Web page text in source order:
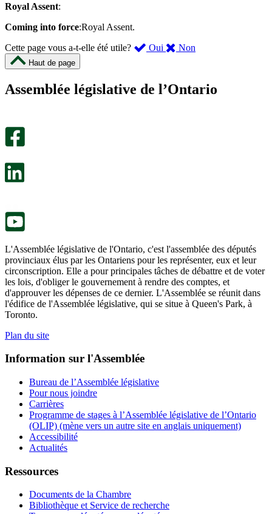
Royal Assent:
Coming into force:Royal Assent.
Cette page vous a-t-elle été utile?
Oui ,
été
Non
m’a
Haut de page
Assemblée législative de l’Ontario
L'Assemblée législative de l'Ontario, c'est l'assemblée des députés
provinciaux élus par les Ontariens pour les représenter, eux et leur
circonscription. Elle a pour principales tâches de débattre et de voter
les lois, d'obliger le gouvernement à rendre des comptes, et
d'approuver les dépenses de ce dernier. L'Assemblée se réunit dans
l'édifice de l'Assemblée législative, qui se situe à Queen's Park, à
Toronto.
Plan du site
Information sur l'Assemblée
Bureau de l’Assemblée législative
Pour nous joindre
Carrières
Programme de stages à l’Assemblée législative de l’Ontario
(OLIP) (mène vers un autre site en anglais uniquement)
Accessibilité
Actualités
Ressources
Documents de la Chambre
Bibliothèque et Service de recherche